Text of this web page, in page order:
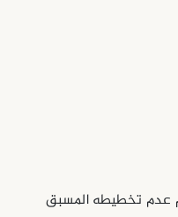
عدم تخطيطه المسبق